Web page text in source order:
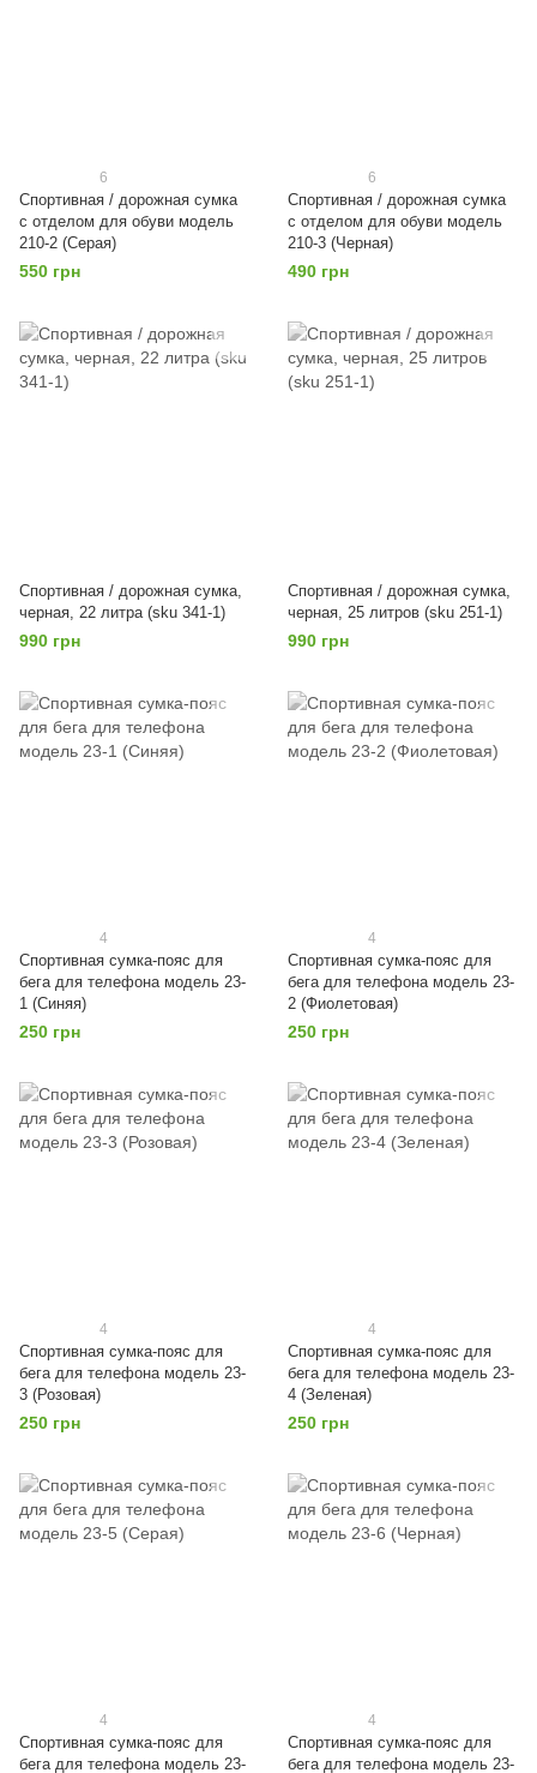
6
Спортивная / дорожная сумка
с отделом для обуви модель
210-2 (Серая)
550 грн
6
Спортивная / дорожная сумка
с отделом для обуви модель
210-3 (Черная)
490 грн
Спортивная / дорожная сумка,
черная, 22 литра (sku 341-1)
990 грн
Спортивная / дорожная сумка,
черная, 25 литров (sku 251-1)
990 грн
4
Спортивная сумка-пояс для
бега для телефона модель 23-
1 (Синяя)
250 грн
4
Спортивная сумка-пояс для
бега для телефона модель 23-
2 (Фиолетовая)
250 грн
4
Спортивная сумка-пояс для
бега для телефона модель 23-
3 (Розовая)
250 грн
4
Спортивная сумка-пояс для
бега для телефона модель 23-
4 (Зеленая)
250 грн
4
Спортивная сумка-пояс для
бега для телефона модель 23-
4
Спортивная сумка-пояс для
бега для телефона модель 23-